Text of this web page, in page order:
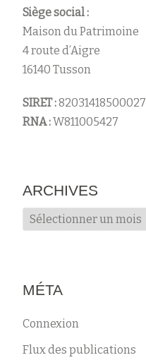
Siège social :
Maison du Patrimoine
4 route d’Aigre
16140 Tusson
SIRET :82031418500027
RNA :W811005427
ARCHIVES
Archives
MÉTA
Connexion
Flux des publications